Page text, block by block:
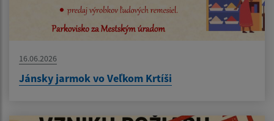
16.06.2026
Jánsky jarmok vo Veľkom Krtíši